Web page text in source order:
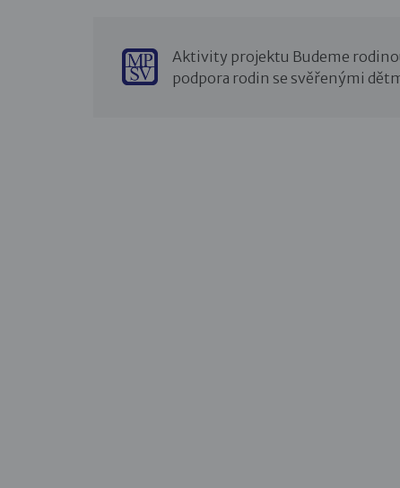
Aktivity projektu Budeme
podpora rodin se svěřenými